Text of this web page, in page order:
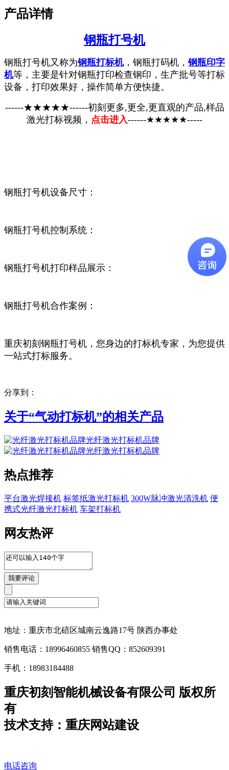
产品详情
钢瓶打号机
钢瓶打号机又称为钢瓶打标机，钢瓶打码机，钢瓶印字
机等，主要是针对钢瓶打印检查钢印，生产批号等打标
设备，打印效果好，操作简单方便快捷。
------★★★★★------初刻更多,更全,更直观的产品,样品
激光打标视频， 点击进入------★★★★★-----
钢瓶打号机设备尺寸：
钢瓶打号机控制系统：
钢瓶打号机打印样品展示：
钢瓶打号机合作案例：
重庆初刻钢瓶打号机，您身边的打标机专家，为您提供
一站式打标服务。
分享到：
关于“气动打标机”的相关产品
光纤激光打标机品牌
光纤激光打标机品牌
热点推荐
平台激光焊接机 标签纸激光打标机 300W脉冲激光清洗机 便
携式光纤激光打标机 车架打标机
网友热评
地址：重庆市北碚区城南云逸路17号 陕西办事处
销售电话：18996460855 销售QQ：852609391
手机：18983184488
重庆初刻智能机械设备有限公司 版权所
有
技术支持：重庆网站建设
电话咨询